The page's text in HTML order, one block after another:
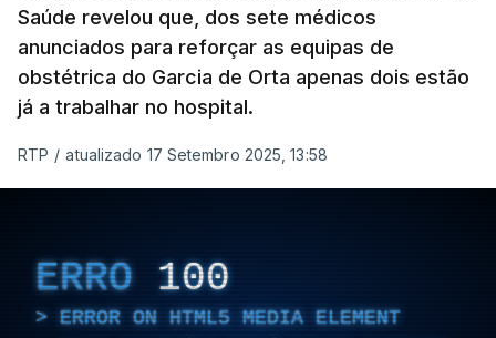
Saúde revelou que, dos sete médicos
anunciados para reforçar as equipas de
obstétrica do Garcia de Orta apenas dois estão
já a trabalhar no hospital.
RTP / atualizado 17 Setembro 2025, 13:58
ERRO 100
ERROR ON HTML5 MEDIA ELEMENT